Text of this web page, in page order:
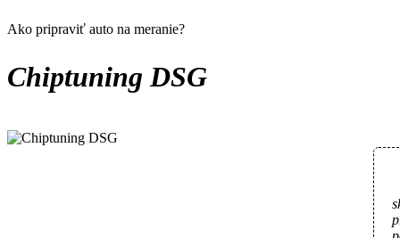
Ako pripraviť auto na meranie?
Chiptuning DSG